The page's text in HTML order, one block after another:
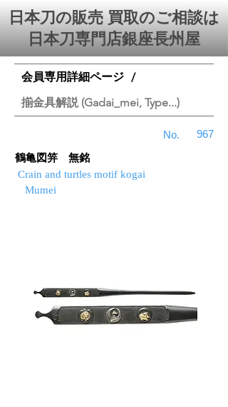
日本刀の販売 買取のご相談は
日本刀専門店銀座⻑州屋
会員専用詳細ページ /
揃金具解説 (Gadai_mei, Type...)
No. 967
鶴亀図笄 無銘
Crain and turtles motif kogai
Mumei